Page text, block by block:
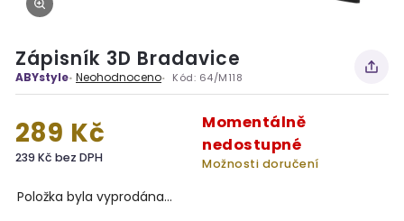
Zápisník 3D Bradavice
ABYstyle Neohodnoceno Kód: 64/M118
289 Kč
239 Kč bez DPH
Momentálně
nedostupné
Možnosti doručení
Položka byla vyprodána…